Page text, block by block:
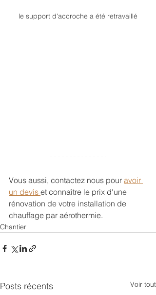
le support d'accroche a été retravaillé
Vous aussi, contactez nous pour avoir
un devis et connaître le prix d'une
rénovation de votre installation de
chauffage par aérothermie.
Chantier
Posts récents Voir tout